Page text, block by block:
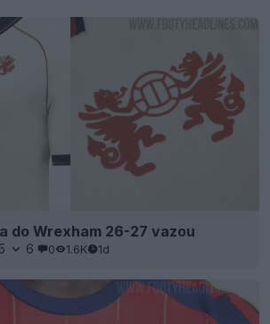
do Wrexham 26-27 vazou
6 0 1.6K 1d